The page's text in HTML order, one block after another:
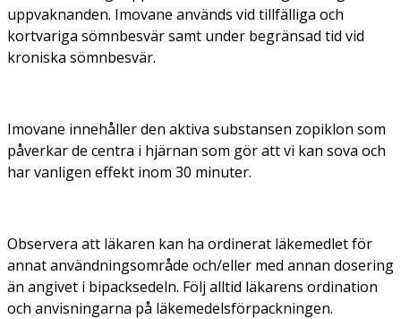
uppvaknanden. Imovane används vid tillfälliga och
kortvariga sömnbesvär samt under begränsad tid vid
kroniska sömnbesvär.
Imovane innehåller den aktiva substansen zopiklon som
påverkar de centra i hjärnan som gör att vi kan sova och
har vanligen effekt inom 30 minuter.
Observera att läkaren kan ha ordinerat läkemedlet för
annat användningsområde och/eller med annan dosering
än angivet i bipacksedeln. Följ alltid läkarens ordination
och anvisningarna på läkemedelsförpackningen.